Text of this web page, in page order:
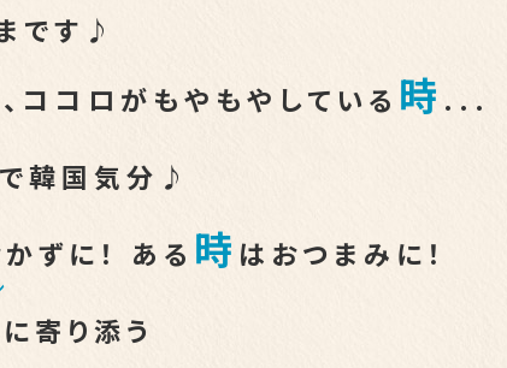
です♪
、 ココロがもやもやしている 時 ...
韓国気分♪
ずに！ ある 時 はおつまみに！
に寄り添う